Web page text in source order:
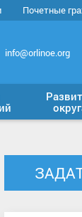
Почетные
info@orlinoe.org